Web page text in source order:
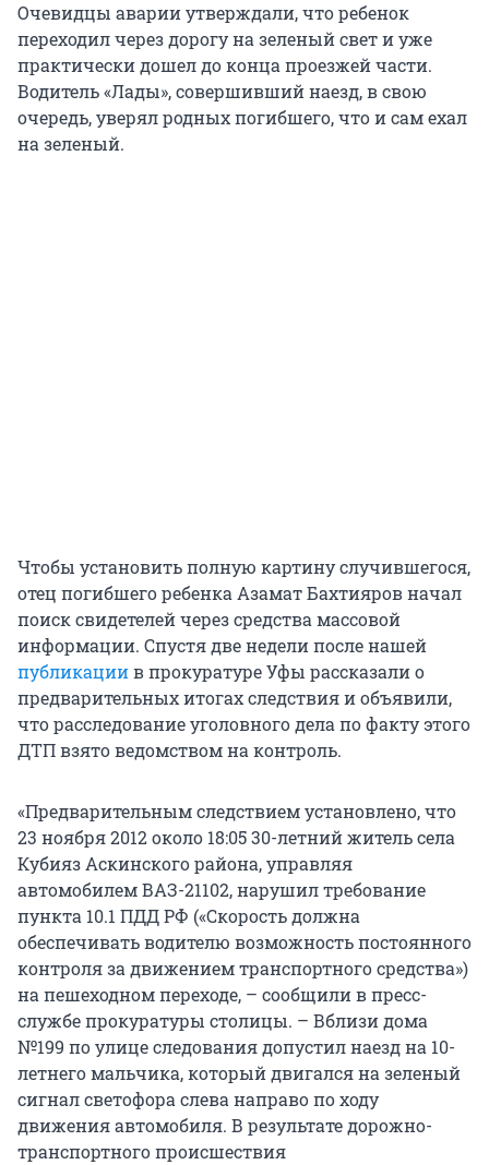
Очевидцы аварии утверждали, что ребенок
переходил через дорогу на зеленый свет и уже
практически дошел до конца проезжей части.
Водитель «Лады», совершивший наезд, в свою
очередь, уверял родных погибшего, что и сам ехал
на зеленый.
Чтобы установить полную картину случившегося,
отец погибшего ребенка Азамат Бахтияров начал
поиск свидетелей через средства массовой
информации. Спустя две недели после нашей
публикациив прокуратуре Уфы рассказали о
предварительных итогах следствия и объявили,
что расследование уголовного дела по факту этого
ДТП взято ведомством на контроль.
«Предварительным следствием установлено, что
23 ноября 2012 около 18:05 30-летний житель села
Кубияз Аскинского района, управляя
автомобилем ВАЗ-21102, нарушил требование
пункта 10.1 ПДД РФ («Скорость должна
обеспечивать водителю возможность постоянного
контроля за движением транспортного средства»)
на пешеходном переходе, – сообщили в пресс-
службе прокуратуры столицы. – Вблизи дома
№199 по улице следования допустил наезд на 10-
летнего мальчика, который двигался на зеленый
сигнал светофора слева направо по ходу
движения автомобиля. В результате дорожно-
транспортного происшествия